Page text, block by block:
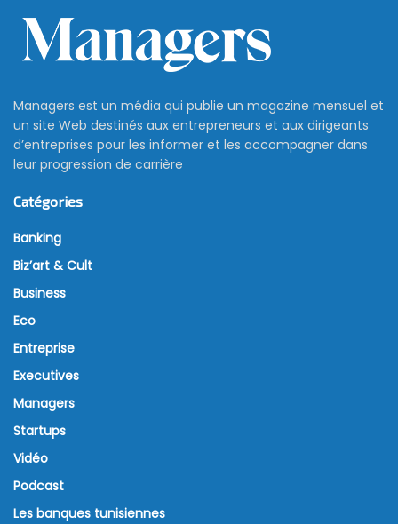
Managers est un média qui publie un magazine mensuel et
un site Web destinés aux entrepreneurs et aux dirigeants
d’entreprises pour les informer et les accompagner dans
leur progression de carrière
Catégories
Banking
Biz’art & Cult
Business
Eco
Entreprise
Executives
Managers
Startups
Vidéo
Podcast
Les banques tunisiennes